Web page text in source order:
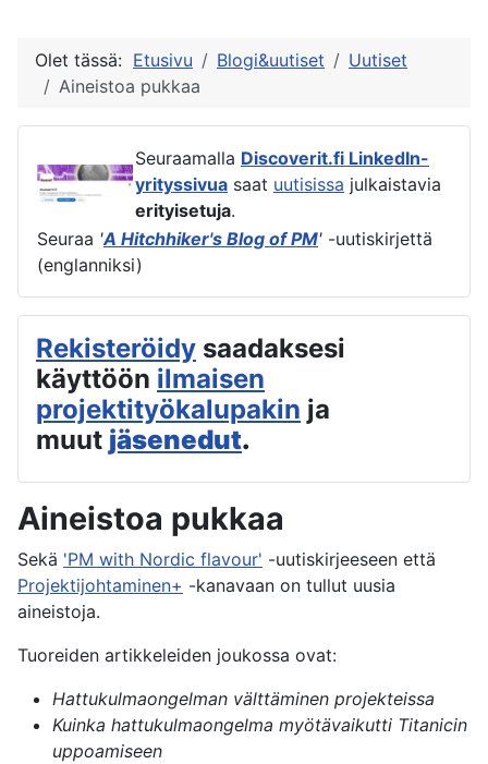
Olet tässä: Etusivu Blogi&uutiset
Uutiset
Aineistoa pukkaa
Seuraamalla Discoverit.fi LinkedIn-
yrityssivua saat uutisissa julkaistavia
erityisetuja.
Seuraa 'A Hitchhiker's Blog of PM' -uutiskirjettä
(englanniksi)
Rekisteröidy saadaksesi
käyttöön ilmaisen
projektityökalupakin ja
muut jäsenedut.
Aineistoa pukkaa
Sekä 'PM with Nordic flavour' -uutiskirjeeseen että
Projektijohtaminen+ -kanavaan on tullut uusia
aineistoja.
Tuoreiden artikkeleiden joukossa ovat:
Hattukulmaongelman välttäminen projekteissa
Kuinka hattukulmaongelma myötävaikutti Titanicin
uppoamiseen